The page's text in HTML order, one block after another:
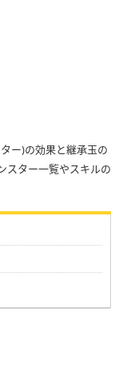
ー)の効果と継承玉の
スター一覧やスキルの